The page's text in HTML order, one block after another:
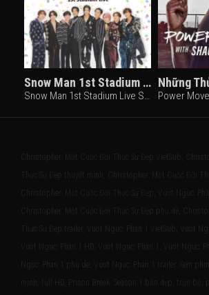
Snow Man 1st Stadium Live Snow World
Snow Man 1st Stadium Live Snow World (2025)
Christopher: Một Cuộc Đời Thực Sự Đẹp VietSub,
Thực Sự Đẹp thuyết minh, Christopher: Một Cuộc Đời
Christopher: Một Cuộc Đời Thực Sự Đẹp, Vượt Ngục:
Christopher: Một Cuộc Đời Thực Sự Đẹp phụ đề,
Thực Sự Đẹp trailer, Vuot Nguc: Phan 1 VietSub, Vuot
Vuot Nguc: Phan 1 HD, Vuot Nguc: Phan 1, Vuot Nguc:
Nguc: Phan 1 phu de, Vuot Nguc: Phan 1 trailer Xem
minh, full HD, Prison Break: Season 1 bản đẹp, trọn bộ,